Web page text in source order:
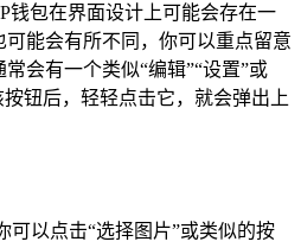
钱包在界面设计上可能会存在一
能会有所不同，你可以重点留意
会有一个类似“编辑”“设置”或
钮后，轻轻点击它，就会弹出上
可以点击“选择图片”或类似的按